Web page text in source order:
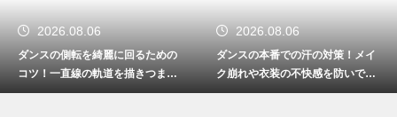
2026.08.06
ダンスの側転を綺麗に回るための
コツ！一直線の軌道を描きつま先
まで伸ばす
2026.08.06
ダンスの本番での汗の対策！メイ
ク崩れや衣装の不快感を防いで快
適に踊る